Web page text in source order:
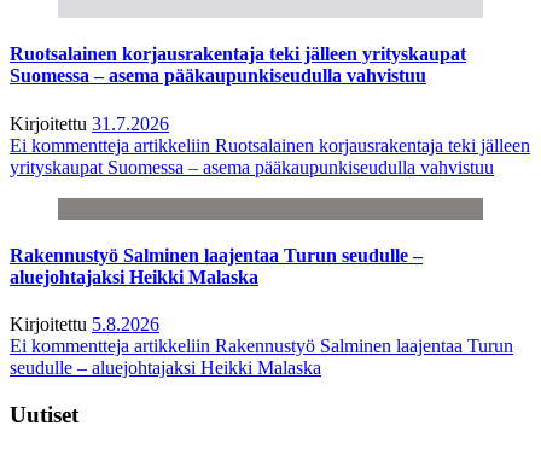
Ruotsalainen korjausrakentaja teki jälleen yrityskaupat
Suomessa – asema pääkaupunkiseudulla vahvistuu
Kirjoitettu 31.7.2026
Ei kommentteja artikkeliin Ruotsalainen korjausrakentaja teki jälleen
yrityskaupat Suomessa – asema pääkaupunkiseudulla vahvistuu
Rakennustyö Salminen laajentaa Turun seudulle –
aluejohtajaksi Heikki Malaska
Kirjoitettu 5.8.2026
Ei kommentteja artikkeliin Rakennustyö Salminen laajentaa Turun
seudulle – aluejohtajaksi Heikki Malaska
Uutiset